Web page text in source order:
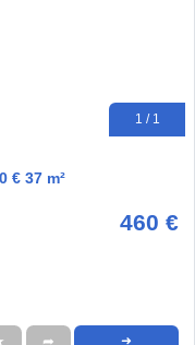
1 / 1
€ 37 m²
460 €
➦ ➜